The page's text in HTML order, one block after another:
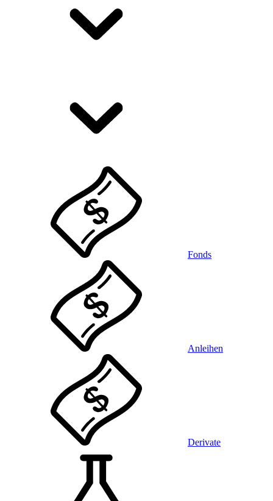
Fonds
Anleihen
Derivate